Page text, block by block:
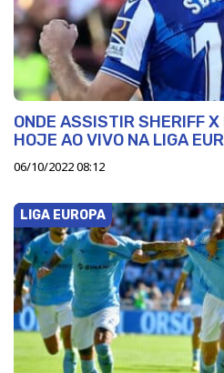
ONDE ASSISTIR SHERIFF
HOJE AO VIVO NA LIGA
06/10/2022 08:12
LIGA EUROPA